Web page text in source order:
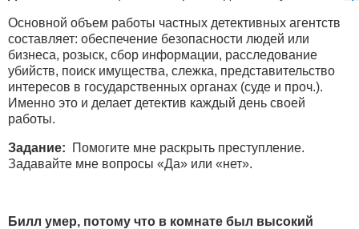
Основной объем работы частных детективных агентств
составляет: обеспечение безопасности людей или
бизнеса, розыск, сбор информации, расследование
убийств, поиск имущества, слежка, представительство
интересов в государственных органах (суде и проч.).
Именно это и делает детектив каждый день своей
работы.
Задание:
Помогите мне раскрыть преступление.
Задавайте мне вопросы «Да» или «нет».
Билл умер, потому что в комнате был высокий